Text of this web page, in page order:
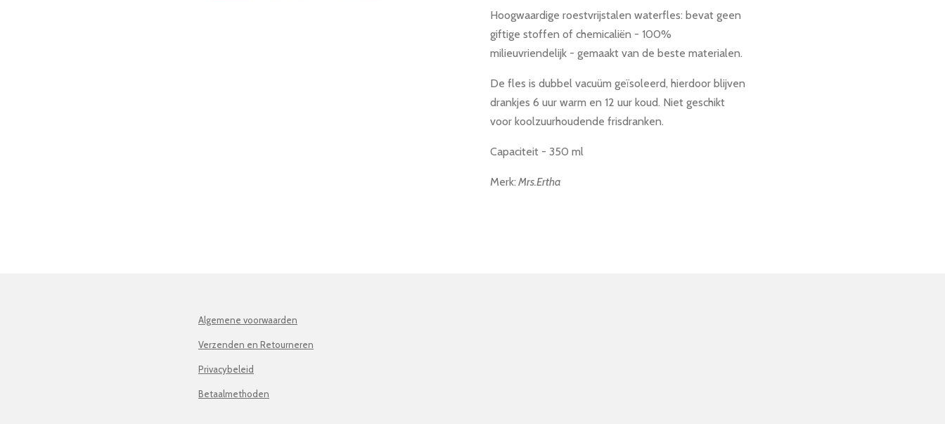
Hoogwaardige roestvrijstalen waterfles: bevat geen
giftige stoffen of chemicaliën - 100%
milieuvriendelijk - gemaakt van de beste materialen.
De fles is dubbel vacuüm geïsoleerd, hierdoor blijven
drankjes 6 uur warm en 12 uur koud. Niet geschikt
voor koolzuurhoudende frisdranken.
Capaciteit - 350 ml
Merk: Mrs.Ertha
Algemene voorwaarden
Verzenden en Retourneren
Privacybeleid
Betaalmethoden